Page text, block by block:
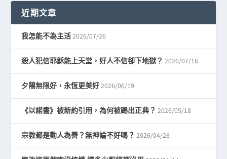
近期文章
我怎能不為主活 2026/07/26
殺人犯信耶穌能上天堂，好人不信卻下地獄？ 2026/07/18
夕陽無限好，永恆更美好 2026/06/19
《以諾書》被新約引用，為何被踢出正典？ 2026/05/18
宗教都是勸人為善？無神論不好嗎？ 2026/04/26